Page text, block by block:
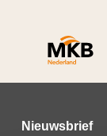
Nieuwsbrief